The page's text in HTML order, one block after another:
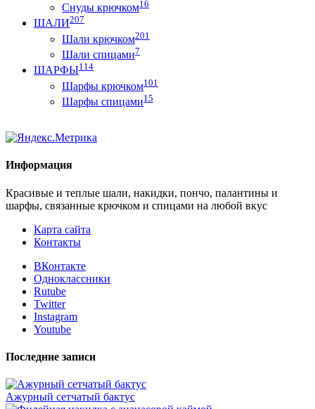
Снуды крючком16
ШАЛИ207
Шали крючком201
Шали спицами7
ШАРФЫ114
Шарфы крючком101
Шарфы спицами15
Информация
Красивые и теплые шали, накидки, пончо, палантины и
шарфы, связанные крючком и спицами на любой вкус
Карта сайта
Контакты
ВКонтакте
Одноклассники
Rutube
Twitter
Instagram
Youtube
Последние записи
Ажурный сетчатый бактус